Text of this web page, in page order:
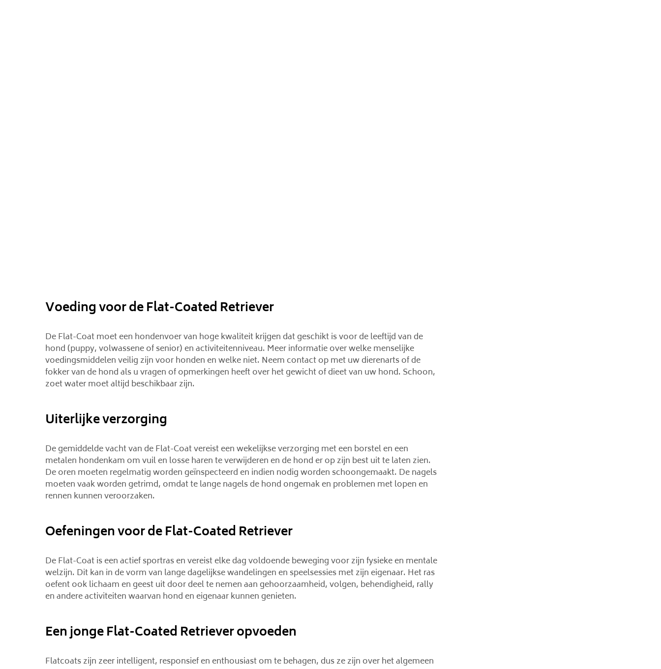
Voeding voor de Flat-Coated Retriever
De Flat-Coat moet een hondenvoer van hoge kwaliteit krijgen dat geschikt is voor de leeftijd van de
hond (puppy, volwassene of senior) en activiteitenniveau. Meer informatie over welke menselijke
voedingsmiddelen veilig zijn voor honden en welke niet. Neem contact op met uw dierenarts of de
fokker van de hond als u vragen of opmerkingen heeft over het gewicht of dieet van uw hond. Schoon,
zoet water moet altijd beschikbaar zijn.
Uiterlijke verzorging
De gemiddelde vacht van de Flat-Coat vereist een wekelijkse verzorging met een borstel en een
metalen hondenkam om vuil en losse haren te verwijderen en de hond er op zijn best uit te laten zien.
De oren moeten regelmatig worden geïnspecteerd en indien nodig worden schoongemaakt. De nagels
moeten vaak worden getrimd, omdat te lange nagels de hond ongemak en problemen met lopen en
rennen kunnen veroorzaken.
Oefeningen voor de Flat-Coated Retriever
De Flat-Coat is een actief sportras en vereist elke dag voldoende beweging voor zijn fysieke en mentale
welzijn. Dit kan in de vorm van lange dagelijkse wandelingen en speelsessies met zijn eigenaar. Het ras
oefent ook lichaam en geest uit door deel te nemen aan gehoorzaamheid, volgen, behendigheid, rally
en andere activiteiten waarvan hond en eigenaar kunnen genieten.
Een jonge Flat-Coated Retriever opvoeden
Flatcoats zijn zeer intelligent, responsief en enthousiast om te behagen, dus ze zijn over het algemeen